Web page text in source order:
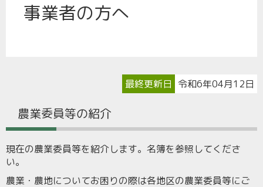
事業者の方へ
最終更新日 令和6年04月12日
農業委員等の紹介
現在の農業委員等を紹介します。名簿を参照してくださ
い。
農業・農地についてお困りの際は各地区の農業委員等にご